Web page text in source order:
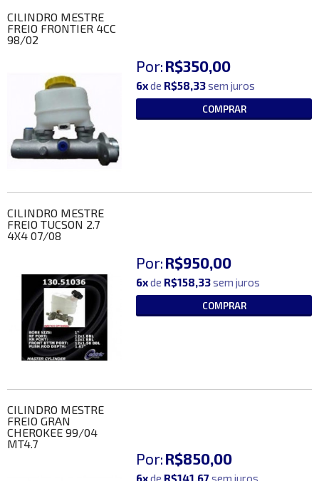
CILINDRO MESTRE
FREIO FRONTIER 4CC
98/02
Por: R$350,00
6xde R$58,33sem juros
COMPRAR
CILINDRO MESTRE
FREIO TUCSON 2.7
4X4 07/08
Por: R$950,00
6xde R$158,33sem juros
COMPRAR
CILINDRO MESTRE
FREIO GRAN
CHEROKEE 99/04
MT4.7
Por: R$850,00
6xde R$141,67 sem juros